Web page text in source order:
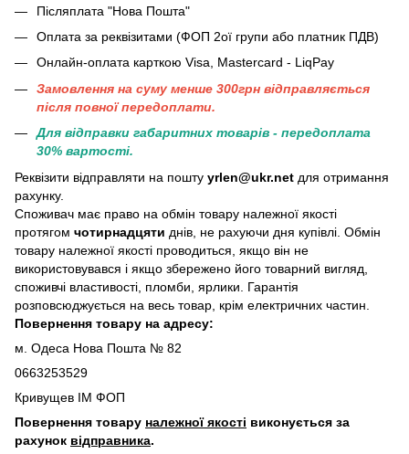
Післяплата "Нова Пошта"
Оплата за реквізитами (ФОП 2ої групи або платник ПДВ)
Онлайн-оплата карткою Visa, Mastercard - LiqPay
Замовлення на суму менше 300грн вiдправляється
пiсля повної передоплати.
Для відправки габаритних товарів - передоплата
30% вартості.
Реквізити відправляти на пошту yrlen@ukr.net для отримання
рахунку.
Споживач має право на обмін товару належної якості
протягом чотирнадцяти днів, не рахуючи дня купівлі. Обмін
товару належної якості проводиться, якщо він не
використовувався і якщо збережено його товарний вигляд,
споживчі властивості, пломби, ярлики. Гарантія
розповсюджується на весь товар, крім електричних частин.
Повернення товару на адресу:
м. Одеса Нова Пошта № 82
0663253529
Кривущев ІМ ФОП
Повернення товару належної якості виконується за
рахунок відправника.